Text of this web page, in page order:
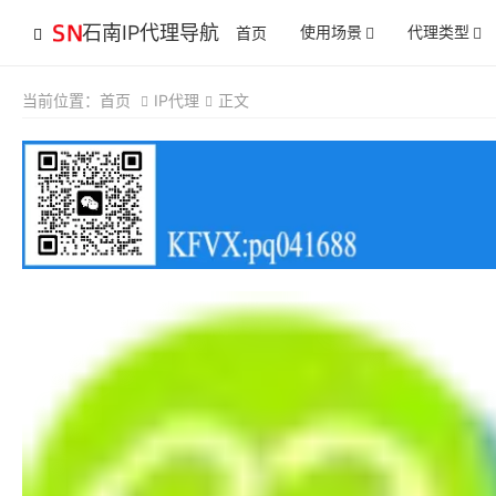
石南IP代理导航 首页 使用场景 代理类型
当前位置： 首页 IP代理 正文